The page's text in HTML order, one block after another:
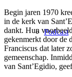
Podcast
Begin jaren 1970
in de kerk van
dankt. Hun
gekenmerkt door de
Franciscus dat later
gemeenschap.
van Sant’Egidio,